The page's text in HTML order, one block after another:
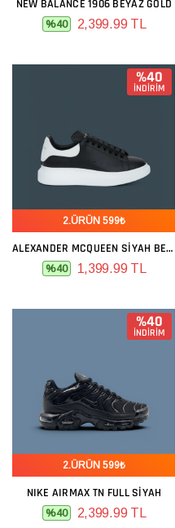
NEW BALANCE 1906 BEYAZ GOLD
%40 2,399.99 TL
%40
İNDİRİM
2.ÜRÜN 599₺
ALEXANDER MCQUEEN SIYAH BEYAZ
%40 1,399.99 TL
%40
İNDİRİM
2.ÜRÜN 599₺
NIKE AIRMAX TN FULL SIYAH
%40 2,399.99 TL